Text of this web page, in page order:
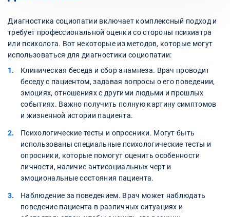
Диагностика социопатии включает комплексный подход и
требует профессиональной оценки со стороны психиатра
или психолога. Вот некоторые из методов, которые могут
использоваться для диагностики социопатии:
Клиническая беседа и сбор анамнеза. Врач проводит
беседу с пациентом, задавая вопросы о его поведении,
эмоциях, отношениях с другими людьми и прошлых
событиях. Важно получить полную картину симптомов
и жизненной истории пациента.
Психологические тесты и опросники. Могут быть
использованы специальные психологические тесты и
опросники, которые помогут оценить особенности
личности, наличие антисоциальных черт и
эмоциональные состояния пациента.
Наблюдение за поведением. Врач может наблюдать
поведение пациента в различных ситуациях и